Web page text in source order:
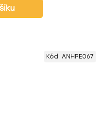
Kód: ANHPE067